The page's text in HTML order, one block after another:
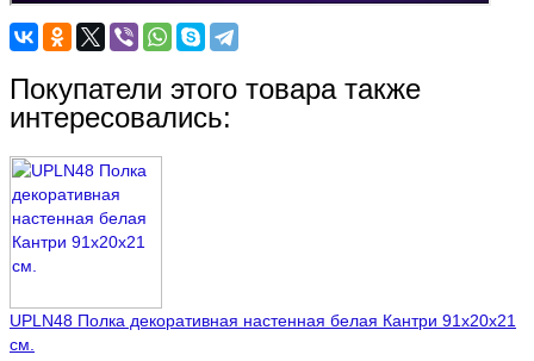
Покупатели этого товара также
интересовались:
UPLN48 Полка декоративная настенная белая Кантри 91х20х21
см.